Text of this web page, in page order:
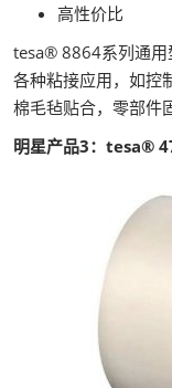
高性价比
tesa® 8864系列通用
各种粘接应用，如控
棉毛毡贴合，零部件
明星产品3：tesa®